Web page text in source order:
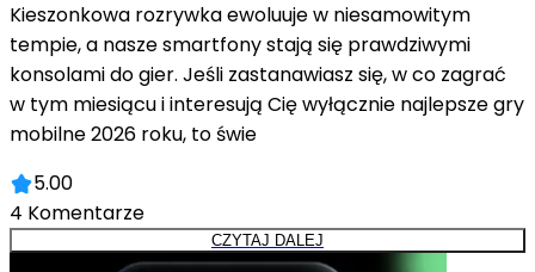
Kieszonkowa rozrywka ewoluuje w niesamowitym
tempie, a nasze smartfony stają się prawdziwymi
konsolami do gier. Jeśli zastanawiasz się, w co zagrać
w tym miesiącu i interesują Cię wyłącznie najlepsze gry
mobilne 2026 roku, to świe
5.00
4 Komentarze
CZYTAJ DALEJ